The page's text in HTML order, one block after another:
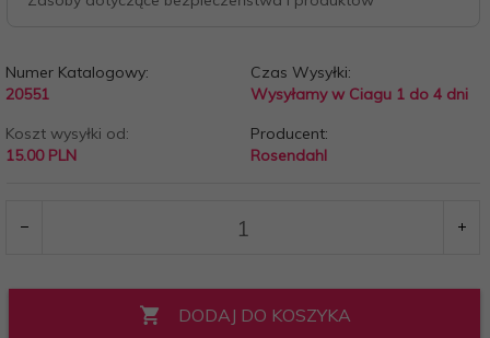
Numer Katalogowy:
20551
Czas Wysyłki:
Wysyłamy w Ciagu 1 do 4 dni
Koszt wysyłki od:
15.00 PLN
Producent:
Rosendahl
DODAJ DO KOSZYKA